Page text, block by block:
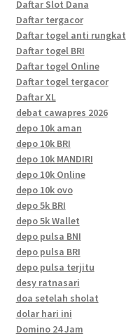
Daftar Slot Dana
Daftar tergacor
Daftar togel anti rungkat
Daftar togel BRI
Daftar togel Online
Daftar togel tergacor
Daftar XL
debat cawapres 2026
depo 10k aman
depo 10k BRI
depo 10k MANDIRI
depo 10k Online
depo 10k ovo
depo 5k BRI
depo 5k Wallet
depo pulsa BNI
depo pulsa BRI
depo pulsa terjitu
desy ratnasari
doa setelah sholat
dolar hari ini
Domino 24 Jam